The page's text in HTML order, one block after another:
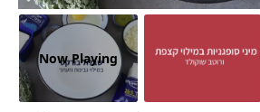
Now Playing